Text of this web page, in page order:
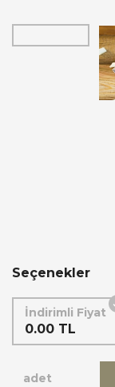
Seçenekler
İndirimli Fiyat
0.00 TL
adet